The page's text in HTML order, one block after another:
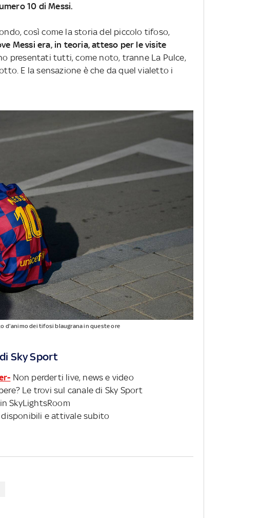
10 di Messi.
così come la storia del piccolo tifoso,
Messi era, in teoria, atteso per le visite
presentati tutti, come noto, tranne La Pulce,
E la sensazione è che da quel vialetto i
d'animo dei tifosi blaugrana in queste ore
Sky Sport
Non perderti live, news e video
Le trovi sul canale di Sky Sport
SkyLightsRoom
e attivale subito